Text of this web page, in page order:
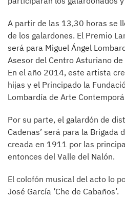
A partir de las 13,30 horas se
de los galardones. El Premio
será para Miguel Ángel
Asesor del Centro Asturiano
En el año 2014, este artista
hijas y el Principado la
Lombardía de Arte
Por su parte, el galardón de
Cadenas’ será para la Brigada
creada en 1911 por las
entonces del Valle del Nalón.
El colofón musical del acto lo
José García ‘Che de Cabaños’.